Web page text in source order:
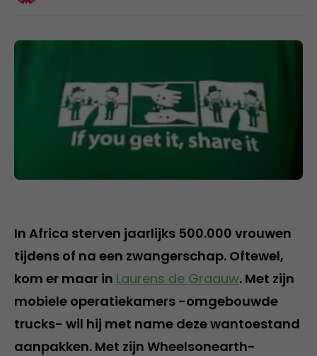
In Africa sterven jaarlijks 500.000 vrouwen
tijdens of na een zwangerschap. Oftewel,
kom er maar in Laurens de Graauw. Met zijn
mobiele operatiekamers -omgebouwde
trucks- wil hij met name deze wantoestand
aanpakken. Met zijn Wheelsonearth-